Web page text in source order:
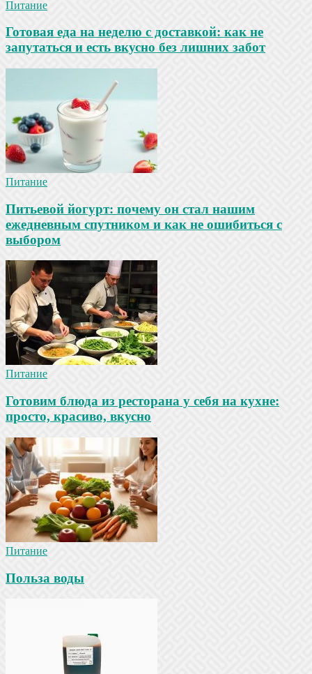
Питание
Готовая еда на неделю с доставкой: как не
запутаться и есть вкусно без лишних забот
Питание
Питьевой йогурт: почему он стал нашим
ежедневным спутником и как не ошибиться с
выбором
Питание
Готовим блюда из ресторана у себя на кухне:
просто, красиво, вкусно
Питание
Польза воды